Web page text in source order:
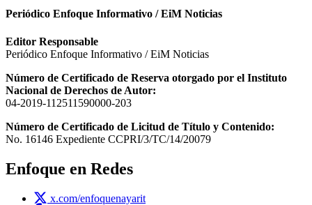
Periódico Enfoque Informativo / EiM Noticias
Editor Responsable
Periódico Enfoque Informativo / EiM Noticias
Número de Certificado de Reserva otorgado por el Instituto
Nacional de Derechos de Autor:
04-2019-112511590000-203
Número de Certificado de Licitud de Título y Contenido:
No. 16146 Expediente CCPRI/3/TC/14/20079
Enfoque en Redes
x.com/enfoquenayarit